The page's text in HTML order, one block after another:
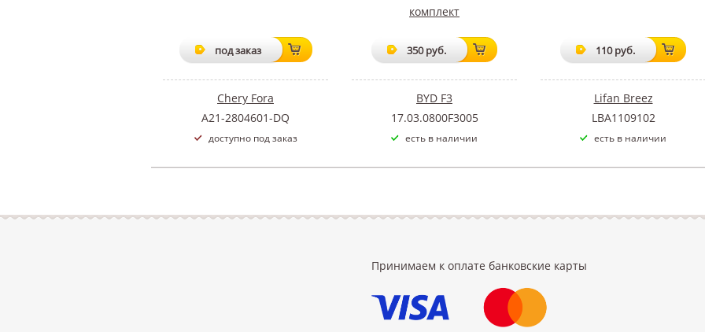
под заказ
Chery Fora
A21-2804601-DQ
доступно под заказ
комплект
350 руб.
BYD F3
17.03.0800F3005
есть в наличии
110 руб.
Lifan Breez
LBA1109102
есть в наличии
Принимаем к оплате банковские карты